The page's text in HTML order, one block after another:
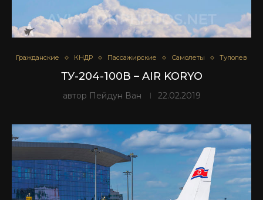
Гражданские КНДР Пассажирские Самолеты Туполев
ТУ-204-100В – AIR KORYO
автор Пейдун Ван 22.02.2019